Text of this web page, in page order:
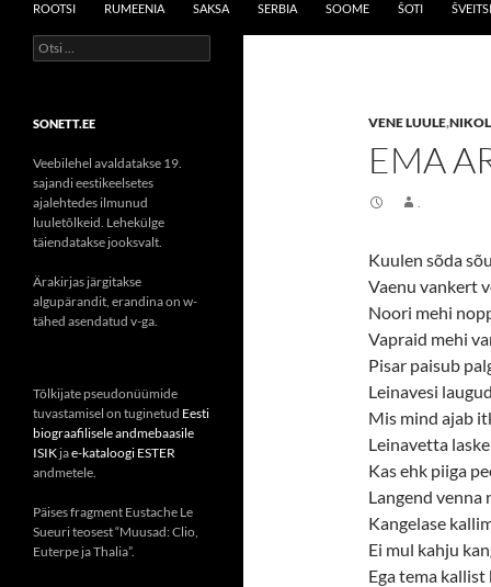
ROOTSI RUMEENIA SAKSA SERBIA SOOME ŠOTI ŠVEITSI
VENE LUULE,
EMA
.
Kuulen sõda
Vaenu vankert
Noori mehi
Vapraid mehi
Pisar paisub
Leinavesi
Mis mind ajab
Leinavetta
Kas ehk piiga
Langend venna
Kangelase
Ei mul kahju
Ega tema kallist
Otsi:
SONETT.EE
Veebilehel avaldatakse 19.
sajandi eestikeelsetes
ajalehtedes ilmunud
luuletõlkeid. Lehekülge
täiendatakse jooksvalt.
Ärakirjas järgitakse
algupärandit, erandina on w-
tähed asendatud v-ga.
Tõlkijate pseudonüümide
tuvastamisel on tuginetud Eesti
biograafilisele andmebaasile
ISIK jae-kataloogi ESTER
andmetele.
Päises fragment Eustache Le
Sueuri teosest “Muusad: Clio,
Euterpe ja Thalia”.